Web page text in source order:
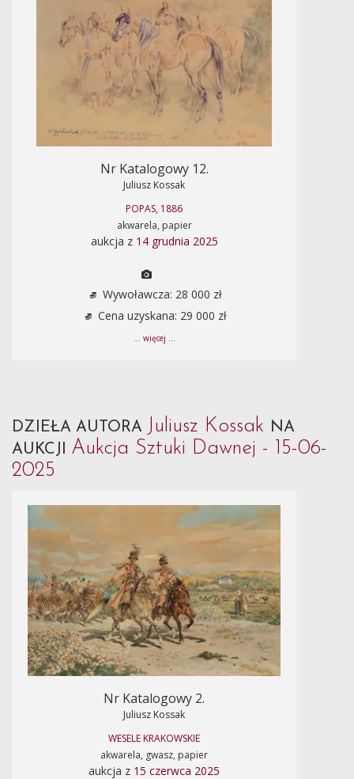
Nr Katalogowy 12.
Juliusz Kossak
POPAS, 1886
akwarela, papier
aukcja z 14 grudnia 2025
Wywoławcza: 28 000 zł
Cena uzyskana: 29 000 zł
... więcej ...
DZIEŁA AUTORA Juliusz Kossak NA
AUKCJI Aukcja Sztuki Dawnej - 15-06-
2025
Nr Katalogowy 2.
Juliusz Kossak
WESELE KRAKOWSKIE
akwarela, gwasz, papier
aukcja z 15 czerwca 2025